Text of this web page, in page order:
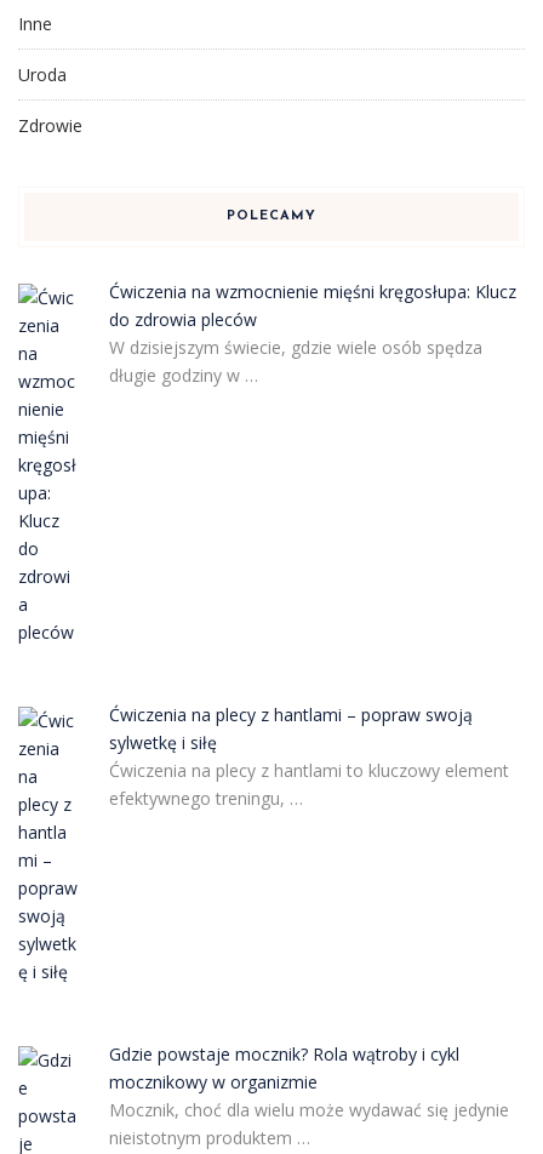
Inne
Uroda
Zdrowie
POLECAMY
Ćwiczenia na wzmocnienie mięśni kręgosłupa: Klucz
do zdrowia pleców
W dzisiejszym świecie, gdzie wiele osób spędza
długie godziny w …
Ćwiczenia na plecy z hantlami – popraw swoją
sylwetkę i siłę
Ćwiczenia na plecy z hantlami to kluczowy element
efektywnego treningu, …
Gdzie powstaje mocznik? Rola wątroby i cykl
mocznikowy w organizmie
Mocznik, choć dla wielu może wydawać się jedynie
nieistotnym produktem …